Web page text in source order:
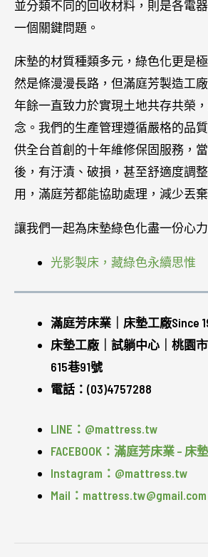
並分類不同的回收材料，則是各電
一個關鍵問題。
床墊的材質種類多元，綠色化更是
然是條漫漫長路，但滿庭芳製造工
年餘一直致力於實現土地共存共榮
念。我們的生產管理遵循嚴格的品
供全台首創的十年維修保固服務，
後，有汙漬、破損，甚至舒適度調
用，滿庭芳都能協助處理，減少丟
讓我們一起為床墊綠色化盡一份心力
光影製床，藏綠色永續思惟
滿庭芳床業｜床墊工廠Since
床墊工廠｜試躺中心｜桃園
615巷91號
電話：(03)4757288
LINE：@mattress.tw
FACEBOOK：滿庭芳床業 – 床
Instagram：@mattress.tw
Mail：mattress.tw@gmail.com